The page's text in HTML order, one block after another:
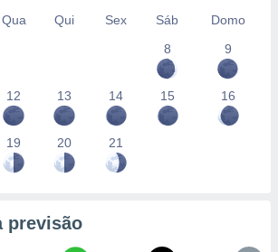
Qua Qui Sex Sáb
Domo
8
9
12 13 14 15 16
19 20 21
previsão